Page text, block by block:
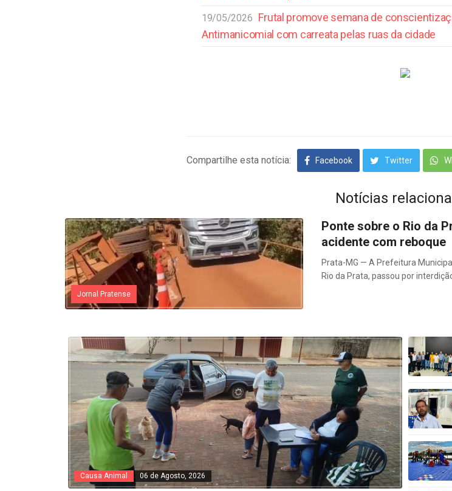
19/05/2026 Frutal promove semana de
Antimanicomial com carreata pelas ruas da cidade
Compartilhe esta notícia: Facebook Twitter
Notícias
Jornal Pratense
Ponte sobre o Rio da
acidente com reboque
Prata-MG — A Prefeitura
Rio da Prata, passou por
Causa Animal 06 de Agosto, 2026